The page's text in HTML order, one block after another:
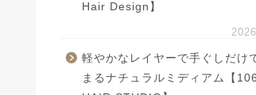
Hair Design】
軽やかなレイヤーで手ぐしだけ
まるナチュラルミディアム【106